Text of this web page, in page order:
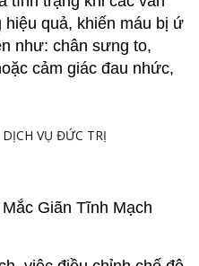
quả, khiến máu bị ứ
như: chân sưng to,
cảm giác đau nhức,
Giãn Tĩnh Mạch